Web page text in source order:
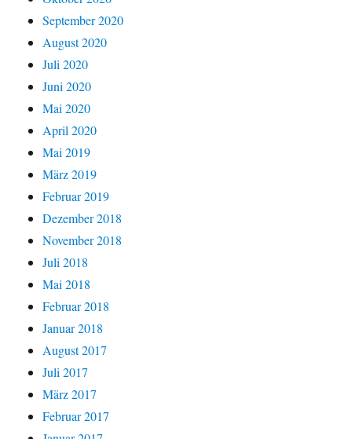
September 2020
August 2020
Juli 2020
Juni 2020
Mai 2020
April 2020
Mai 2019
März 2019
Februar 2019
Dezember 2018
November 2018
Juli 2018
Mai 2018
Februar 2018
Januar 2018
August 2017
Juli 2017
März 2017
Februar 2017